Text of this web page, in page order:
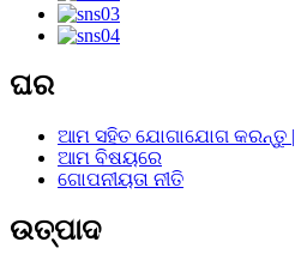
ଘର
ଆମ ସହିତ ଯୋଗାଯୋଗ କରନ୍ତୁ |
ଆମ ବିଷୟରେ
ଗୋପନୀୟତା ନୀତି
ଉତ୍ପାଦ